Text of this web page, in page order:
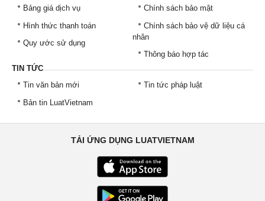
Bảng giá dịch vụ
Hình thức thanh toán
Quy ước sử dụng
Chính sách bảo mật
Chính sách bảo vệ dữ liệu cá
nhân
Thông báo hợp tác
TIN TỨC
Tin văn bản mới
Bản tin LuatVietnam
Tin tức pháp luật
TẢI ỨNG DỤNG LUATVIETNAM